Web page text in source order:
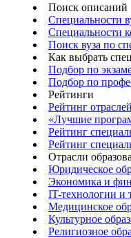
Поиск описаний
Специальности
Специальности
Поиск вуза по
Как выбрать
Подбор по
Подбор по
Рейтинги
Рейтинг
«Лучшие
Рейтинг
Рейтинг
Отрасли
Юридическое
Экономика и
IT-технологии и
Медицинское
Культурное
Религиозное